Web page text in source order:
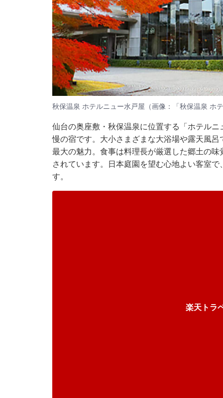
秋保温泉 ホテルニュー水戸屋（画像：「秋保温泉 ホ
仙台の奥座敷・秋保温泉に位置する「ホテル
慢の宿です。大小さまざまな大浴場や露天風
最大の魅力。食事は料理長が厳選した郷土の
されています。日本庭園を望む心地よい客室
す。
楽天トラ